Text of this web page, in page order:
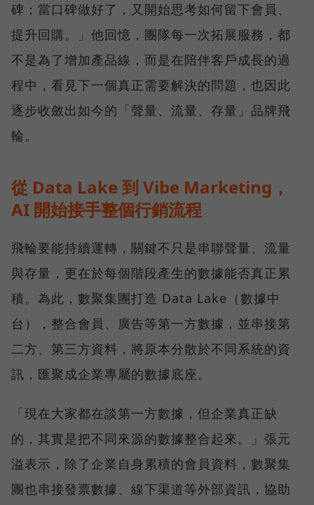
碑；當口碑做好了，又開始思考如何留下會員、
提升回購。」他回憶，團隊每一次拓展服務，都
不是為了增加產品線，而是在陪伴客戶成長的過
程中，看見下一個真正需要解決的問題，也因此
逐步收斂出如今的「聲量、流量、存量」品牌飛
輪。
從 Data Lake 到 Vibe Marketing，
AI 開始接手整個行銷流程
飛輪要能持續運轉，關鍵不只是串聯聲量、流量
與存量，更在於每個階段產生的數據能否真正累
積。為此，數聚集團打造 Data Lake（數據中
台），整合會員、廣告等第一方數據，並串接第
二方、第三方資料，將原本分散於不同系統的資
訊，匯聚成企業專屬的數據底座。
「現在大家都在談第一方數據，但企業真正缺
的，其實是把不同來源的數據整合起來。」張元
溢表示，除了企業自身累積的會員資料，數聚集
團也串接發票數據、線下渠道等外部資訊，協助